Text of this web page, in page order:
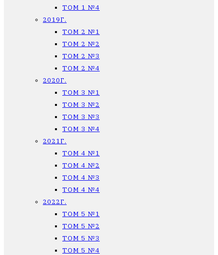
ТОМ 1 №4
2019Г.
ТОМ 2 №1
ТОМ 2 №2
ТОМ 2 №3
ТОМ 2 №4
2020Г.
ТОМ 3 №1
ТОМ 3 №2
ТОМ 3 №3
ТОМ 3 №4
2021Г.
ТОМ 4 №1
ТОМ 4 №2
ТОМ 4 №3
ТОМ 4 №4
2022Г.
ТОМ 5 №1
ТОМ 5 №2
ТОМ 5 №3
ТОМ 5 №4